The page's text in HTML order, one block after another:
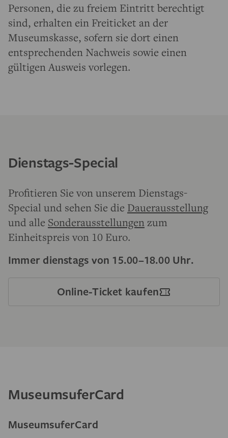
Personen, die zu freiem Eintritt berechtigt
sind, erhalten ein Freiticket an der
Museumskasse, sofern sie dort einen
entsprechenden Nachweis sowie einen
gültigen Ausweis vorlegen.
Dienstags-Special
Profitieren Sie von unserem Dienstags-
Special und sehen Sie die Dauerausstellung
und alle Sonderausstellungenzum
Einheitspreis von 10 Euro.
Immer dienstags von 15.00–18.00 Uhr.
Online-Ticket kaufen
MuseumsuferCard
MuseumsuferCard